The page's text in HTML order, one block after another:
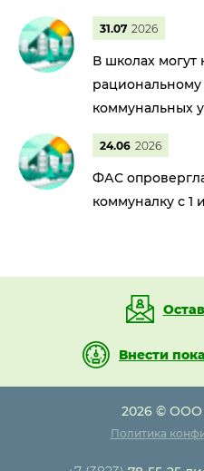
31.07 2026
В школах могут
коммунальных
24.06 2026
ФАС
коммуналку с 1
Внести
2026 © ООО
Политика